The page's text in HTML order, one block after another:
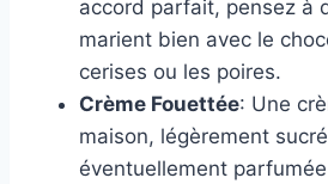
accord parfait, pensez à
marient bien avec le
cerises ou les poires.
Crème Fouettée: Une
maison, légèrement
éventuellement